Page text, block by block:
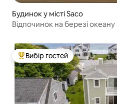
Будинок у місті Saco
Відпочинок на березі
Топ вибір гостей
Вибір гостей